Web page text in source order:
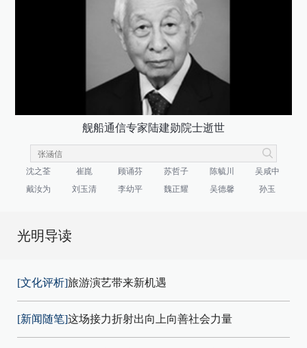
舰船通信专家陆建勋院士逝世
沈之荃 崔崑 顾诵芬 苏哲子 陈毓川
吴咸中
戴汝为
刘玉清 李幼平 魏正耀 吴德馨 孙玉
光明导读
[文化评析]旅游演艺带来新机遇
[新闻随笔]这场接力折射出向上向善社会力量